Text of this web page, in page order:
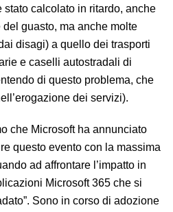
stato calcolato in ritardo, anche
guasto, ma anche molte
disagi) a quello dei trasporti
e caselli autostradali di
di questo problema, che
dei servizi).
che Microsoft ha annunciato
questo evento con la massima
ad affrontare l’impatto in
Microsoft 365 che si
Sono in corso di adozione